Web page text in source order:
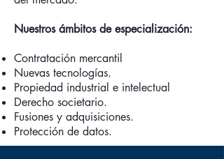
Nuestros ámbitos de especialización:
Contratación mercantil
Nuevas tecnologías.
Propiedad industrial e intelectual
Derecho societario.
Fusiones y adquisiciones.
Protección de datos.